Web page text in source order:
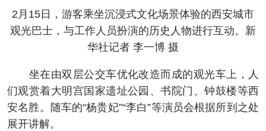
2月15日，游客乘坐沉浸式文化场景体验的西安城市
观光巴士，与工作人员扮演的历史人物进行互动。新
华社记者 李一博 摄
坐在由双层公交车优化改造而成的观光车上，人
们观赏着大明宫国家遗址公园、书院门、钟鼓楼等西
安名胜。随车的“杨贵妃”“李白”等演员会根据所到之处
展开讲解。